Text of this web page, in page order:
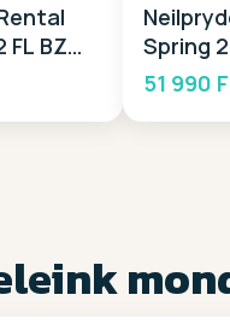
FL BZ
Spring
51 990